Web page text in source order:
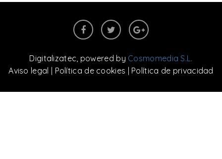
Digitalizatec, powered by Cosmomedia S.L.
Aviso legal
Política de cookies Política de privacidad